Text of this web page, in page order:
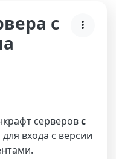
с
серверовс
для входа с версии